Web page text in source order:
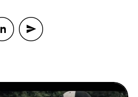
JEUX-VIDÉO
PEOPLE